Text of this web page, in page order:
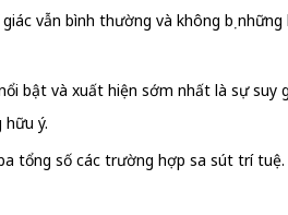
vẫn bình thường và không bị
bật và xuất hiện sớm nhất là sự
ý.
tổng số các trường hợp sa sút trí